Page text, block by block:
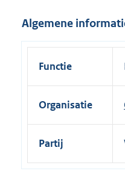
n
k
Algemene
Functie
Organisatie
Partij